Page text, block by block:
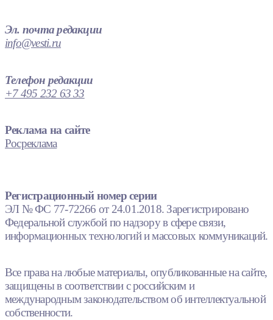
Эл. почта редакции
info@vesti.ru
Телефон редакции
+7 495 232 63 33
Реклама на сайте
Росреклама
Регистрационный номер серии
ЭЛ № ФС 77-72266 от 24.01.2018. Зарегистрировано
Федеральной службой по надзору в сфере связи,
информационных технологий и массовых коммуникаций.
Все права на любые материалы, опубликованные на сайте,
защищены в соответствии с российским и
международным законодательством об интеллектуальной
собственности.